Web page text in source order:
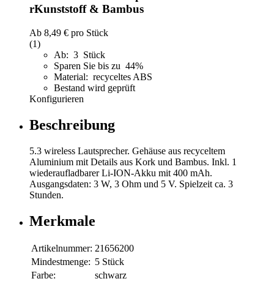
rKunststoff & Bambus
Ab 8,49 € pro Stück
(1)
Ab: 3 Stück
Sparen Sie bis zu 44%
Material: recyceltes ABS
Bestand wird geprüft
Konfigurieren
Beschreibung
5.3 wireless Lautsprecher. Gehäuse aus recyceltem
Aluminium mit Details aus Kork und Bambus. Inkl. 1
wiederaufladbarer Li-ION-Akku mit 400 mAh.
Ausgangsdaten: 3 W, 3 Ohm und 5 V. Spielzeit ca. 3
Stunden.
Merkmale
Artikelnummer: 21656200
Mindestmenge: 5 Stück
Farbe:
schwarz